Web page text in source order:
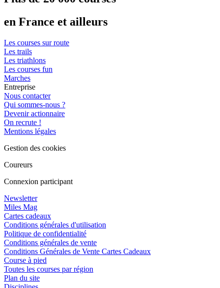
en France et ailleurs
Les courses sur route
Les trails
Les triathlons
Les courses fun
Marches
Entreprise
Nous contacter
Qui sommes-nous ?
Devenir actionnaire
On recrute !
Mentions légales
Gestion des cookies
Coureurs
Connexion participant
Newsletter
Miles Mag
Cartes cadeaux
Conditions générales d'utilisation
Politique de confidentialité
Conditions générales de vente
Conditions Générales de Vente Cartes Cadeaux
Course à pied
Toutes les courses par région
Plan du site